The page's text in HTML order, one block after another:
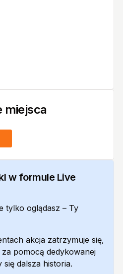
miejsca
w formule Live
tylko oglądasz – Ty
akcja zatrzymuje się,
za pomocą dedykowanej
się dalsza historia.